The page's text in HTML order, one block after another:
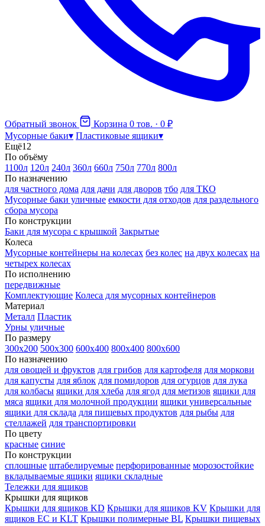
Обратный звонок Корзина 0 тов. · 0 ₽
Мусорные баки▾ Пластиковые ящики▾
Ещё12
По объёму
1100л 120л 240л 360л 660л 750л 770л 800л
По назначению
для частного дома для дачи для дворов тбо для ТКО
Мусорные баки уличные емкости для отходов для раздельного
сбора мусора
По конструкции
Баки для мусора с крышкой Закрытые
Колеса
Мусорные контейнеры на колесах без колес на двух колесах на
четырех колесах
По исполнению
передвижные
Комплектующие Колеса для мусорных контейнеров
Материал
Металл Пластик
Урны уличные
По размеру
300х200 500х300 600х400 800х400 800х600
По назначению
для овощей и фруктов для грибов для картофеля для моркови
для капусты для яблок для помидоров для огурцов для лука
для колбасы ящики для хлеба для ягод для метизов ящики для
мяса ящики для молочной продукции ящики универсальные
ящики для склада для пищевых продуктов для рыбы для
стеллажей для транспортировки
По цвету
красные синие
По конструкции
сплошные штабелируемые перфорированные морозостойкие
вкладываемые ящики ящики складные
Тележки для ящиков
Крышки для ящиков
Крышки для ящиков KD Крышки для ящиков KV Крышки для
ящиков EC и KLT Крышки полимерные BL Крышки пищевых